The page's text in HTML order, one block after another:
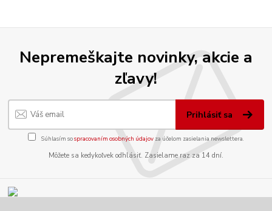
Nepremeškajte novinky, akcie a
zľavy!
Prihlásiť sa
Súhlasím sospracovaním osobných údajov za účelom zasielania newslettera.
Môžete sa kedykoľvek odhlásiť. Zasielame raz za 14 dní.